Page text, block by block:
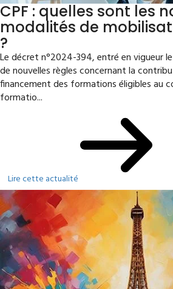
CPF : quelles sont les
modalités de
?
Le décret n°2024-394, entré en vigueur
de nouvelles règles concernant la
financement des formations éligibles au
formatio...
Lire cette actualité